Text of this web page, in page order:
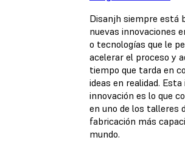
Disanjh siempre está
nuevas innovaciones
o tecnologías que le
acelerar el proceso y
tiempo que tarda en
ideas en realidad.
innovación es lo que
en uno de los talleres
fabricación más
mundo.